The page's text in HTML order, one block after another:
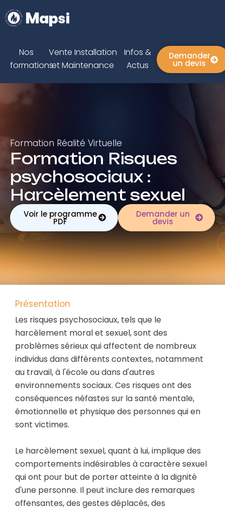
Nos
formations
Vente Installation
et Maintenance
Infos &
Actus
Demander
un devis
Formation Réalité Virtuelle
Formation Risques
psychosociaux :
Harcèlement sexuel
Voir le programme
PDF
Demander un
devis
Présentation
Les risques psychosociaux, tels que le
harcèlement moral et sexuel, sont des
problèmes sérieux qui affectent de nombreux
individus dans différents contextes, notamment
au travail, à l'école ou dans d'autres
environnements sociaux. Ces risques ont des
conséquences néfastes sur la santé mentale,
émotionnelle et physique des personnes qui en
sont victimes.
Le harcèlement sexuel, quant à lui, implique des
comportements indésirables à caractère sexuel
qui ont pour but de porter atteinte à la dignité
d'une personne. Il peut inclure des remarques
offensantes, des gestes déplacés, des